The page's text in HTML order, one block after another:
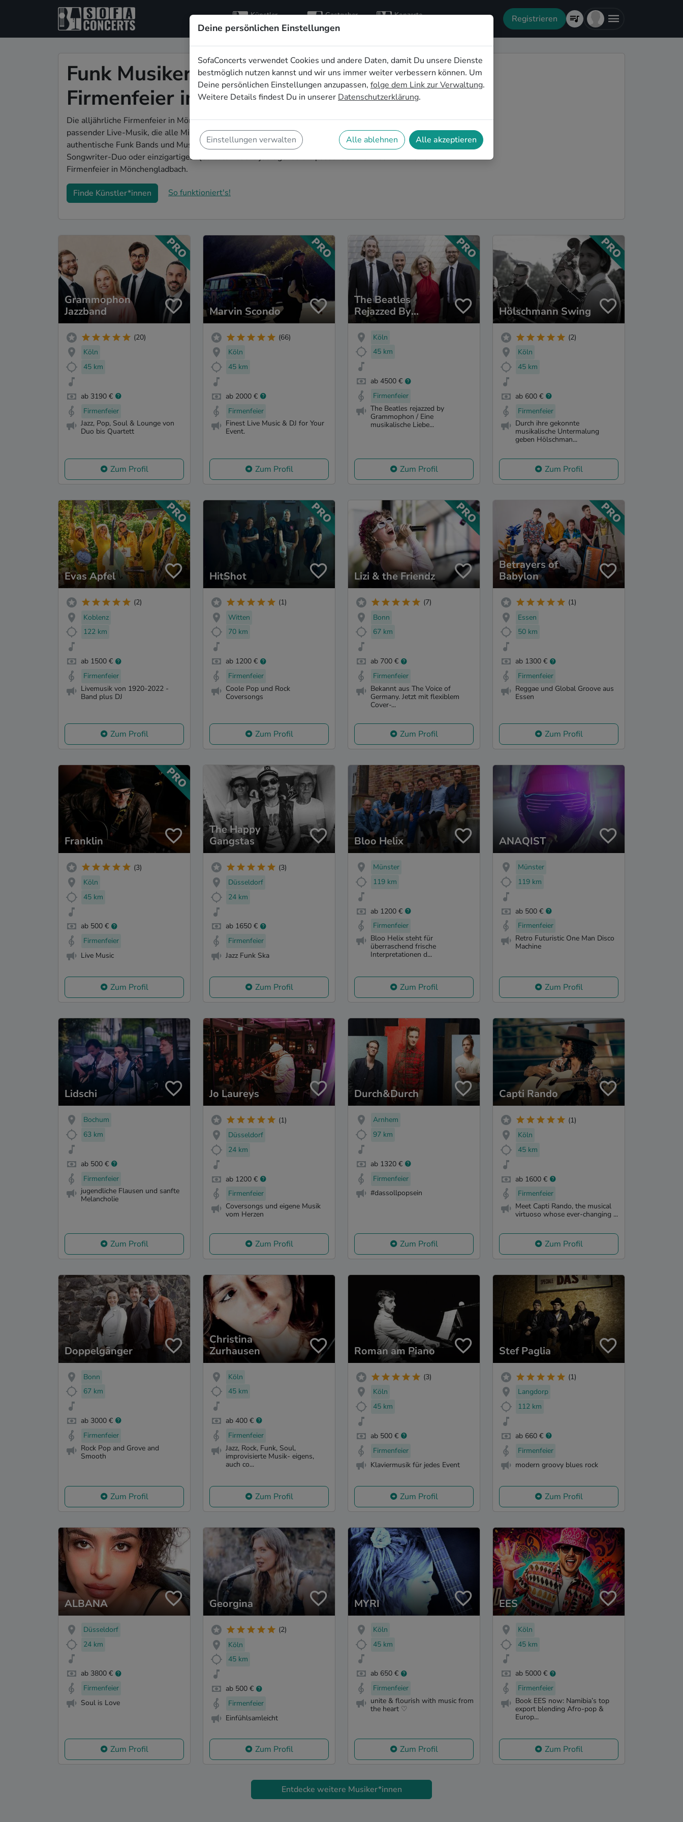
Künstler
entdecken
Gastgeber Konzerte Registrieren
Funk Musiker*innen für die
Firmenfeier in Mönchengladbach
Die alljährliche Firmenfeier in Mönchengladbach steht an und Du bist auf der Suche nach
passender Live-Musik, die alle Mitarbeitenden begeistert? Auf SofaConcerts findest Du
authentische Funk Bands und Musiker*innen. Ob stimmungsvolle Partyband, entspanntes Singer-
Songwriter-Duo oder einzigartiges Quartett - buche jetzt genau die passende Live-Musik für Deine
Firmenfeier in Mönchengladbach.
Finde Künstler*innen So funktioniert's!
Grammophon
Jazzband
(20)
Köln
45 km
ab 3190 €
Firmenfeier
Jazz, Pop, Soul & Lounge von
Duo bis Quartett
Zum Profil
Marvin Scondo
(66)
Köln
45 km
ab 2000 €
Firmenfeier
Finest Live Music & DJ for Your
Event.
Zum Profil
The Beatles
Rejazzed By
Grammophon
Köln
45 km
ab 4500 €
Firmenfeier
The Beatles rejazzed by
Grammophon / Eine
musikalische Liebe...
Zum Profil
Hölschmann Swing
(2)
Köln
45 km
ab 600 €
Firmenfeier
Durch ihre gekonnte
musikalische Untermalung
geben Hölschman...
Zum Profil
Evas Apfel
(2)
Koblenz
122 km
ab 1500 €
Firmenfeier
Livemusik von 1920-2022 -
Band plus DJ
Zum Profil
HitShot
(1)
Witten
70 km
ab 1200 €
Firmenfeier
Coole Pop und Rock
Coversongs
Zum Profil
Lizi & the Friendz
(7)
Bonn
67 km
ab 700 €
Firmenfeier
Bekannt aus The Voice of
Germany. Jetzt mit flexiblem
Cover-...
Zum Profil
Betrayers of
Babylon
(1)
Essen
50 km
ab 1300 €
Firmenfeier
Reggae und Global Groove aus
Essen
Zum Profil
Franklin
(3)
Köln
45 km
ab 500 €
Firmenfeier
Live Music
Zum Profil
The Happy
Gangstas
(3)
Düsseldorf
24 km
ab 1650 €
Firmenfeier
Jazz Funk Ska
Zum Profil
Bloo Helix
Münster
119 km
ab 1200 €
Firmenfeier
Bloo Helix steht für
überraschend frische
Interpretationen d...
Zum Profil
ANAQIST
Münster
119 km
ab 500 €
Firmenfeier
Retro Futuristic One Man Disco
Machine
Zum Profil
Lidschi
Bochum
63 km
ab 500 €
Firmenfeier
jugendliche Flausen und sanfte
Melancholie
Zum Profil
Jo Laureys
(1)
Düsseldorf
24 km
ab 1200 €
Firmenfeier
Coversongs und eigene Musik
vom Herzen
Zum Profil
Durch&Durch
Arnhem
97 km
ab 1320 €
Firmenfeier
#dassollpopsein
Zum Profil
Capti Rando
(1)
Köln
45 km
ab 1600 €
Firmenfeier
Meet Capti Rando, the musical
virtuoso whose ever-changing ...
Zum Profil
Doppelgänger
Bonn
67 km
ab 3000 €
Firmenfeier
Rock Pop and Grove and
Smooth
Zum Profil
Christina
Zurhausen
Köln
45 km
ab 400 €
Firmenfeier
Jazz, Rock, Funk, Soul,
improvisierte Musik- eigens,
auch co...
Zum Profil
Roman am Piano
(3)
Köln
45 km
ab 500 €
Firmenfeier
Klaviermusik für jedes Event
Zum Profil
Stef Paglia
(1)
Langdorp
112 km
ab 660 €
Firmenfeier
modern groovy blues rock
Zum Profil
ALBANA
Düsseldorf
24 km
ab 3800 €
Firmenfeier
Soul is Love
Zum Profil
Georgina
(2)
Köln
45 km
ab 500 €
Firmenfeier
Einfühlsamleicht
Zum Profil
MYRI
Köln
45 km
ab 650 €
Firmenfeier
unite & flourish with music from
the heart ♡
Zum Profil
EES
Köln
45 km
ab 5000 €
Firmenfeier
Book EES now: Namibia’s top
export blending Afro-pop &
Europ...
Zum Profil
Entdecke weitere Musiker*innen
Deine persönlichen Einstellungen
SofaConcerts verwendet Cookies und andere Daten, damit Du unsere Dienste
bestmöglich nutzen kannst und wir uns immer weiter verbessern können. Um
Deine persönlichen Einstellungen anzupassen, folge dem Link zur Verwaltung.
Weitere Details findest Du in unserer Datenschutzerklärung.
Einstellungen verwalten Alle ablehnen Alle akzeptieren